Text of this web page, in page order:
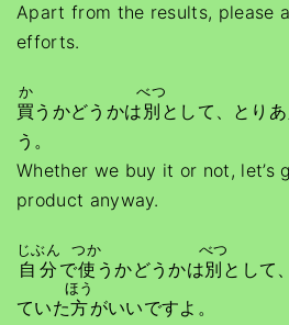
Apart from the results, please
efforts.
買
か
うかどうかは 別
べつ
として、とり
う。
Whether we buy it or not, let’s
product anyway.
自分
じぶん
で使
つか
うかどうかは別
べつ
として、
ていた方
ほう
がいいですよ。